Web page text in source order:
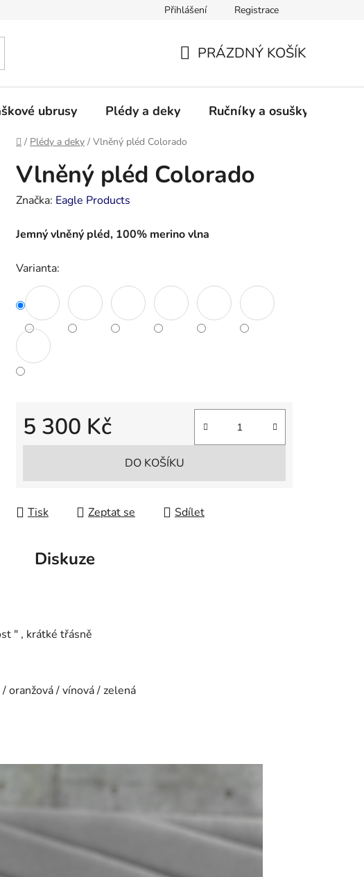
Přihlášení Registrace
KOŠÍK
PRÁZDNÝ KOŠÍK
ubrusy Plédy a deky Ručníky a osušky - frotté
Domů
/ Plédy a deky / Vlněný pléd Colorado
Vlněný pléd Colorado
Značka: Eagle Products
Jemný vlněný pléd, 100% merino vlna
Varianta:
5 300 Kč
Měrná cena:
DO KOŠÍKU
Tisk Zeptat se Sdílet
Diskuze
" , krátké třásně
oranžová / vínová / zelená